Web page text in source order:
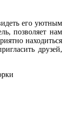
его уютным
позволяет нам
находиться
друзей,